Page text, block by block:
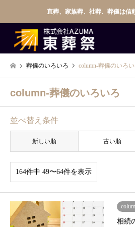
直葬、家族葬、社葬、葬儀は信
葬儀のいろいろ column-葬儀のいろ
column-葬儀のいろいろ
並べ替え条件
新しい順 古い順
164件中 49〜64件を表示
相続